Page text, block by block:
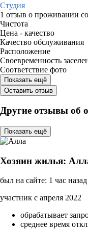
Студия
1 отзыв о проживании
Чистота
Цена - качество
Качество обслуживания
Расположение
Своевременность
Соответствие фото
Показать ещё
Оставить отзыв
Другие отзывы об
Показать ещё
Хозяин жилья:
был на сайте: 1 час назад
участник с апреля 2022
обрабатывает
среднее время